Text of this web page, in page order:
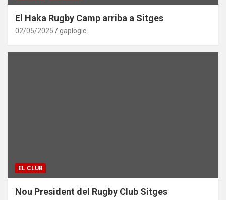
El Haka Rugby Camp arriba a Sitges
02/05/2025 gaplogic
EL CLUB
Nou President del Rugby Club Sitges